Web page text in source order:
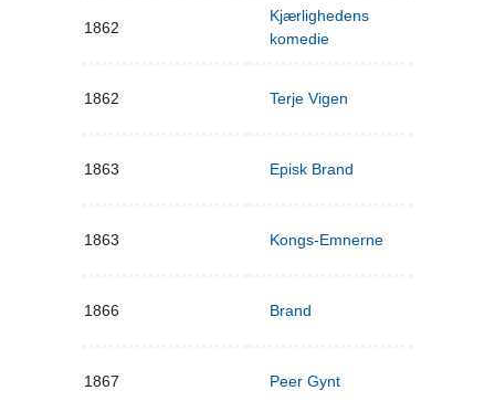
1862
Kjærlighedens
komedie
1862 Terje Vigen
1863 Episk Brand
1863 Kongs-Emnerne
1866 Brand
1867 Peer Gynt